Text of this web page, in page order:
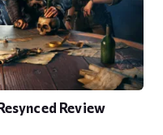
Review